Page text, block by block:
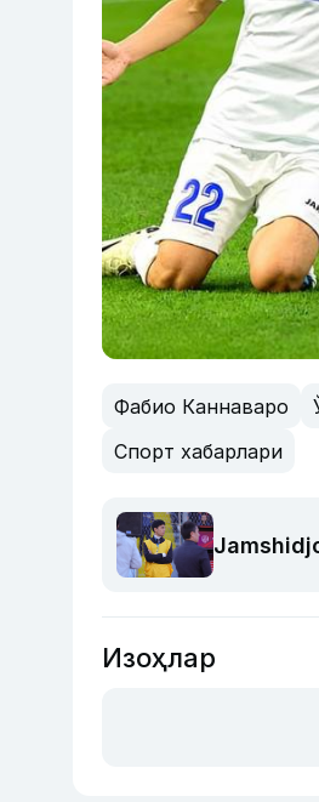
Фабио Каннаваро
Спорт хабарлари
Изоҳлар